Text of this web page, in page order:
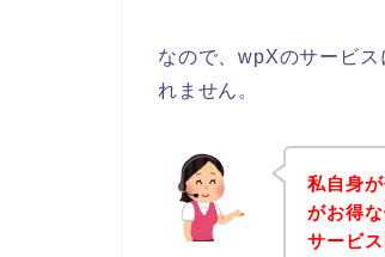
なので、wpXのサービ
れません。
私自身
がお得
サービ